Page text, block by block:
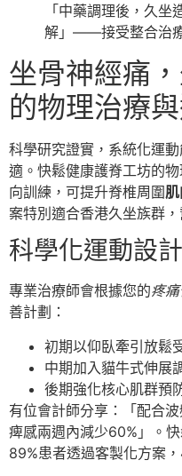
「中藥調理後，久坐
解」——接受整合治
坐骨神經痛
的物理治療
科學研究證實，系統化運
適。快鬆健康護脊工坊的
向訓練，可提升脊椎周圍
案特別適合香港久坐族群
科學化運動設
專業治療師會根據您的疼
善計劃：
初期以仰臥牽引放鬆
中期加入貓牛式伸展
後期強化核心肌群預
有位會計師分享：「配合
痺感兩週內減少60%」。
89%患者透過客製化方案